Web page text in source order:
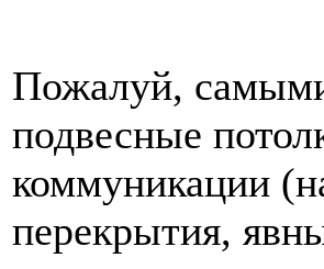
Пожалуй,
подвесные
коммуникации
перекрытия,